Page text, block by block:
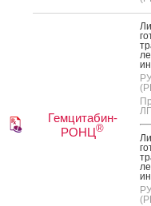
Гемцитабин-
РОНЦ®